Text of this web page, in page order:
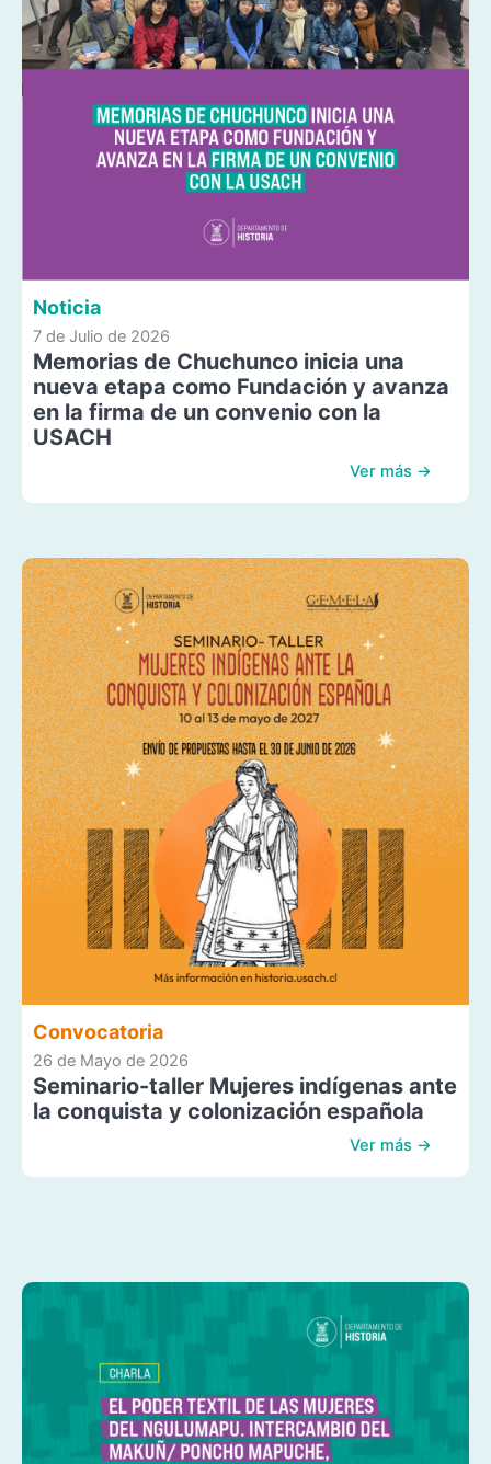
Noticia
7 de Julio de 2026
Memorias de Chuchunco inicia una
nueva etapa como Fundación y avanza
en la firma de un convenio con la
USACH
Ver más →
Convocatoria
26 de Mayo de 2026
Seminario-taller Mujeres indígenas ante
la conquista y colonización española
Ver más →